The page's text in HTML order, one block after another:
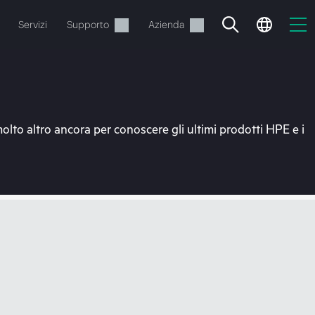
Servizi Supporto Azienda
altro ancora per conoscere gli ultimi prodotti HPE e i